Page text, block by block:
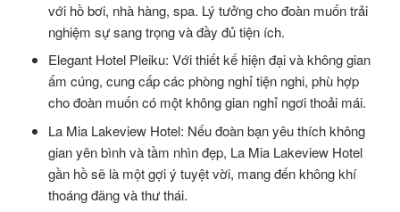
với hồ bơi, nhà hàng, spa. Lý tưởng cho đoàn muốn trải
nghiệm sự sang trọng và đầy đủ tiện ích.
Elegant Hotel Pleiku: Với thiết kế hiện đại và không gian
ấm cúng, cung cấp các phòng nghỉ tiện nghi, phù hợp
cho đoàn muốn có một không gian nghỉ ngơi thoải mái.
La Mia Lakeview Hotel: Nếu đoàn bạn yêu thích không
gian yên bình và tầm nhìn đẹp, La Mia Lakeview Hotel
gần hồ sẽ là một gợi ý tuyệt vời, mang đến không khí
thoáng đãng và thư thái.